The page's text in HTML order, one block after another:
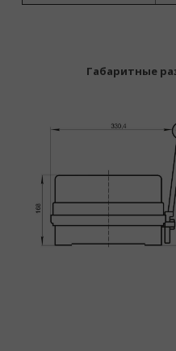
Габаритные